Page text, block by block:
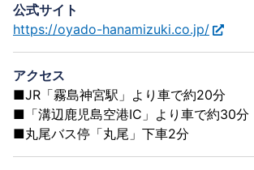
公式サイト
https://oyado-hanamizuki.co.jp/
アクセス
■JR「霧島神宮駅」より車で約20分
■「溝辺鹿児島空港IC」より車で約30分
■丸尾バス停「丸尾」下車2分